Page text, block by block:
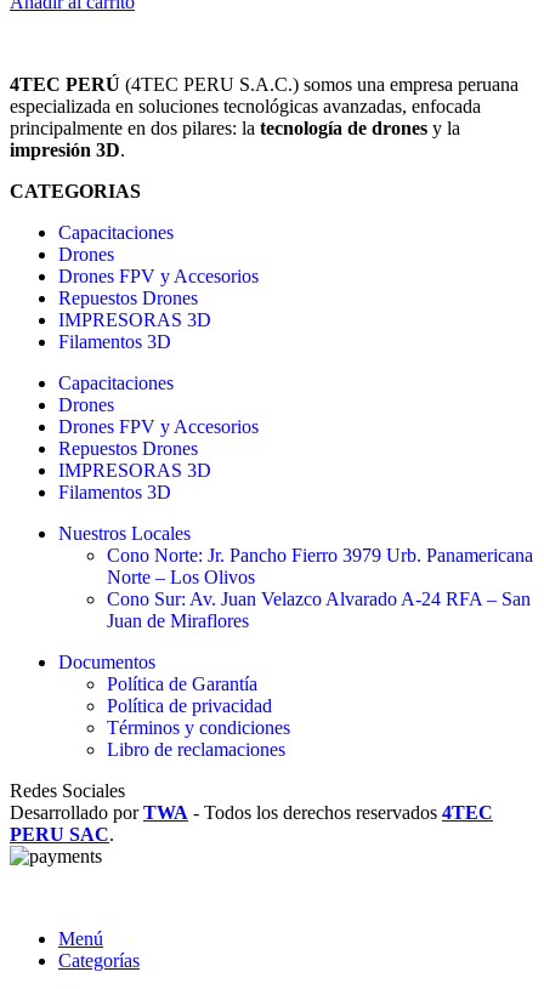
4TEC PERÚ (4TEC PERU S.A.C.) somos una empresa peruana
especializada en soluciones tecnológicas avanzadas, enfocada
principalmente en dos pilares: la tecnología de drones y la
impresión 3D.
CATEGORIAS
Capacitaciones
Drones
Drones FPV y Accesorios
Repuestos Drones
IMPRESORAS 3D
Filamentos 3D
Capacitaciones
Drones
Drones FPV y Accesorios
Repuestos Drones
IMPRESORAS 3D
Filamentos 3D
Nuestros Locales
Cono Norte: Jr. Pancho Fierro 3979 Urb. Panamericana
Norte – Los Olivos
Cono Sur: Av. Juan Velazco Alvarado A-24 RFA – San
Juan de Miraflores
Documentos
Política de Garantía
Política de privacidad
Términos y condiciones
Libro de reclamaciones
Redes Sociales
Desarrollado porTWA - Todos los derechos reservados 4TEC
PERU SAC.
Menú
Categorías